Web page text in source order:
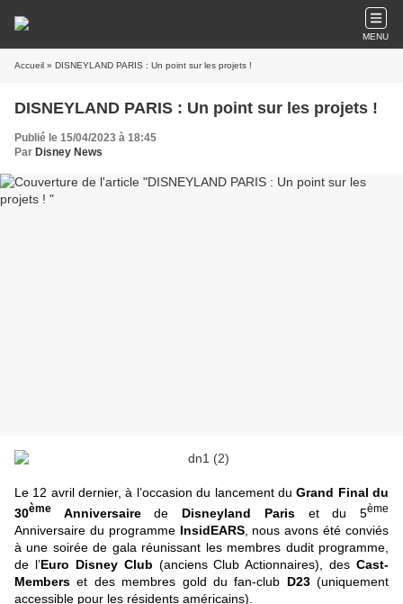
MENU
Accueil » DISNEYLAND PARIS : Un point sur les projets !
DISNEYLAND PARIS : Un point sur les projets !
Publié le 15/04/2023 à 18:45
Par Disney News
Le 12 avril dernier, à l’occasion du lancement duGrand Final du
30ème Anniversairede Disneyland Pariset du 5ème
Anniversaire du programme InsidEARS, nous avons été conviés
à une soirée de gala réunissant les membres dudit programme,
de l’Euro Disney Club (anciens Club Actionnaires), des Cast-
Members et des membres gold du fan-club D23(uniquement
accessible pour les résidents américains).